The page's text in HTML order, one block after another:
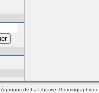
À propos de La Librairie Thermographique